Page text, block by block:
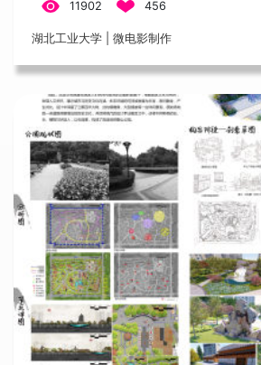
11902 456
湖北工业大学 | 微电影制作